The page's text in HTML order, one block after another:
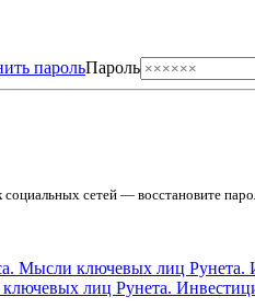
парольПароль
сетей — восстановите
лиц Рунета.